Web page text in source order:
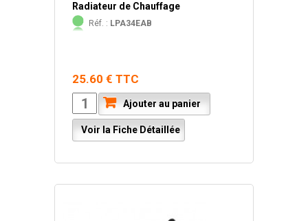
Radiateur de Chauffage
Réf. : LPA34EAB
25.60 € TTC
Ajouter au panier
Voir la Fiche Détaillée